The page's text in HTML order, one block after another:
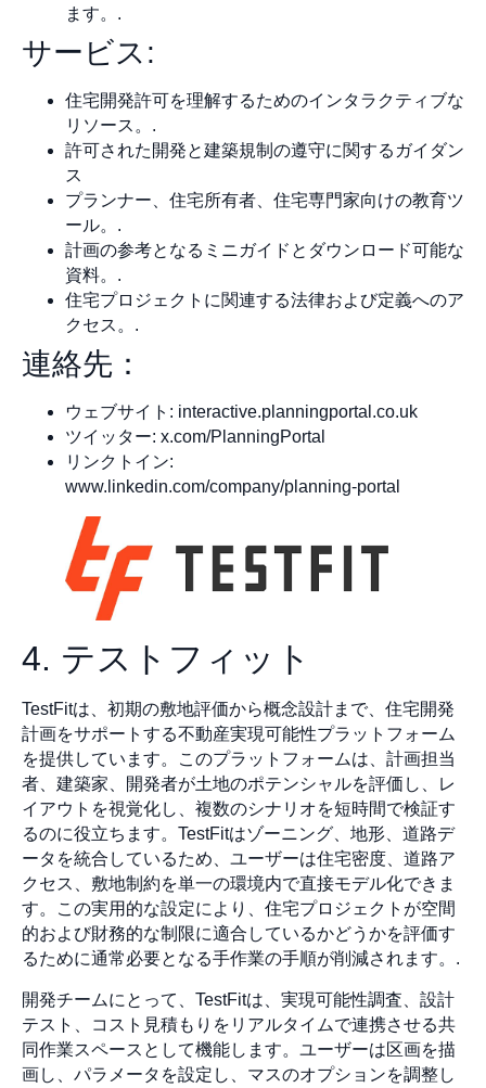
ます。.
サービス:
住宅開発許可を理解するためのインタラクティブな
リソース。.
許可された開発と建築規制の遵守に関するガイダン
ス
プランナー、住宅所有者、住宅専門家向けの教育ツ
ール。.
計画の参考となるミニガイドとダウンロード可能な
資料。.
住宅プロジェクトに関連する法律および定義へのア
クセス。.
連絡先：
ウェブサイト: interactive.planningportal.co.uk
ツイッター: x.com/PlanningPortal
リンクトイン:
www.linkedin.com/company/planning-portal
4. テストフィット
TestFitは、初期の敷地評価から概念設計まで、住宅開発
計画をサポートする不動産実現可能性プラットフォーム
を提供しています。このプラットフォームは、計画担当
者、建築家、開発者が土地のポテンシャルを評価し、レ
イアウトを視覚化し、複数のシナリオを短時間で検証す
るのに役立ちます。TestFitはゾーニング、地形、道路デ
ータを統合しているため、ユーザーは住宅密度、道路ア
クセス、敷地制約を単一の環境内で直接モデル化できま
す。この実用的な設定により、住宅プロジェクトが空間
的および財務的な制限に適合しているかどうかを評価す
るために通常必要となる手作業の手順が削減されます。.
開発チームにとって、TestFitは、実現可能性調査、設計
テスト、コスト見積もりをリアルタイムで連携させる共
同作業スペースとして機能します。ユーザーは区画を描
画し、パラメータを設定し、マスのオプションを調整し